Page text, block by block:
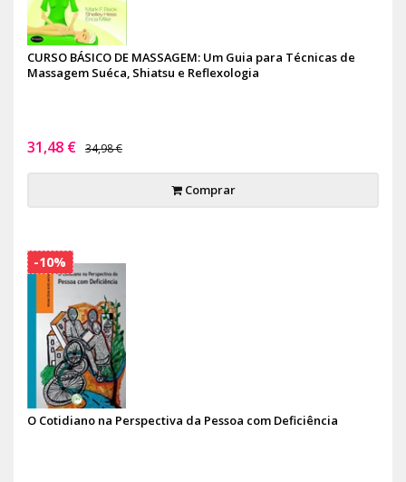
CURSO BÁSICO DE MASSAGEM: Um Guia para Técnicas de
Massagem Suéca, Shiatsu e Reflexologia
31,48 € 34,98 €
Comprar
O Cotidiano na Perspectiva da Pessoa com Deficiência
-10%